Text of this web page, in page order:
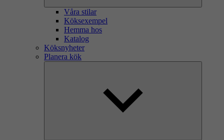
Våra stilar
Köksexempel
Hemma hos
Katalog
Köksnyheter
Planera kök